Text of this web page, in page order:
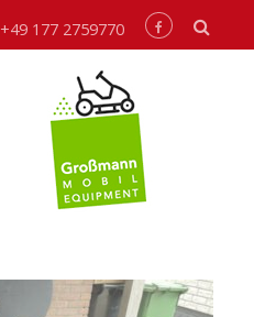
+49 177 2759770